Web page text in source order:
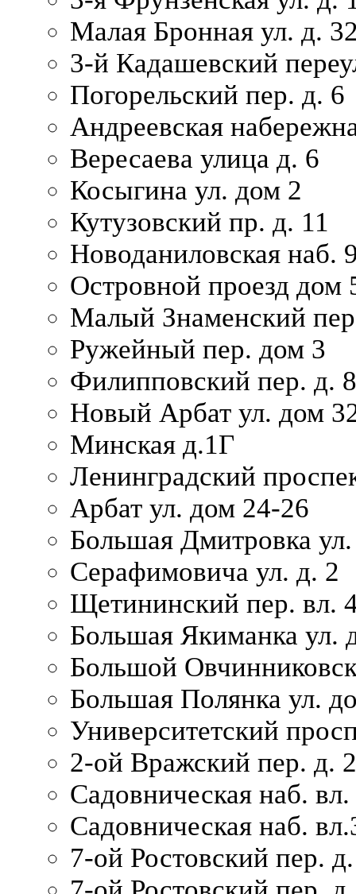
Малая Бронная ул. д.
3-й Кадашевский
Погорельский пер. д. 6
Андреевская
Вересаева улица д. 6
Косыгина ул. дом 2
Кутузовский пр. д. 11
Новоданиловская наб.
Островной проезд дом
Малый Знаменский
Ружейный пер. дом 3
Филипповский пер. д. 8
Новый Арбат ул. дом
Минская д.1Г
Ленинградский
Арбат ул. дом 24-26
Большая Дмитровка
Серафимовича ул. д. 2
Щетининский пер. вл.
Большая Якиманка ул.
Большой
Большая Полянка ул.
Университетский
2-ой Вражский пер. д. 2
Садовническая наб.
Садовническая наб.
7-ой Ростовский пер.